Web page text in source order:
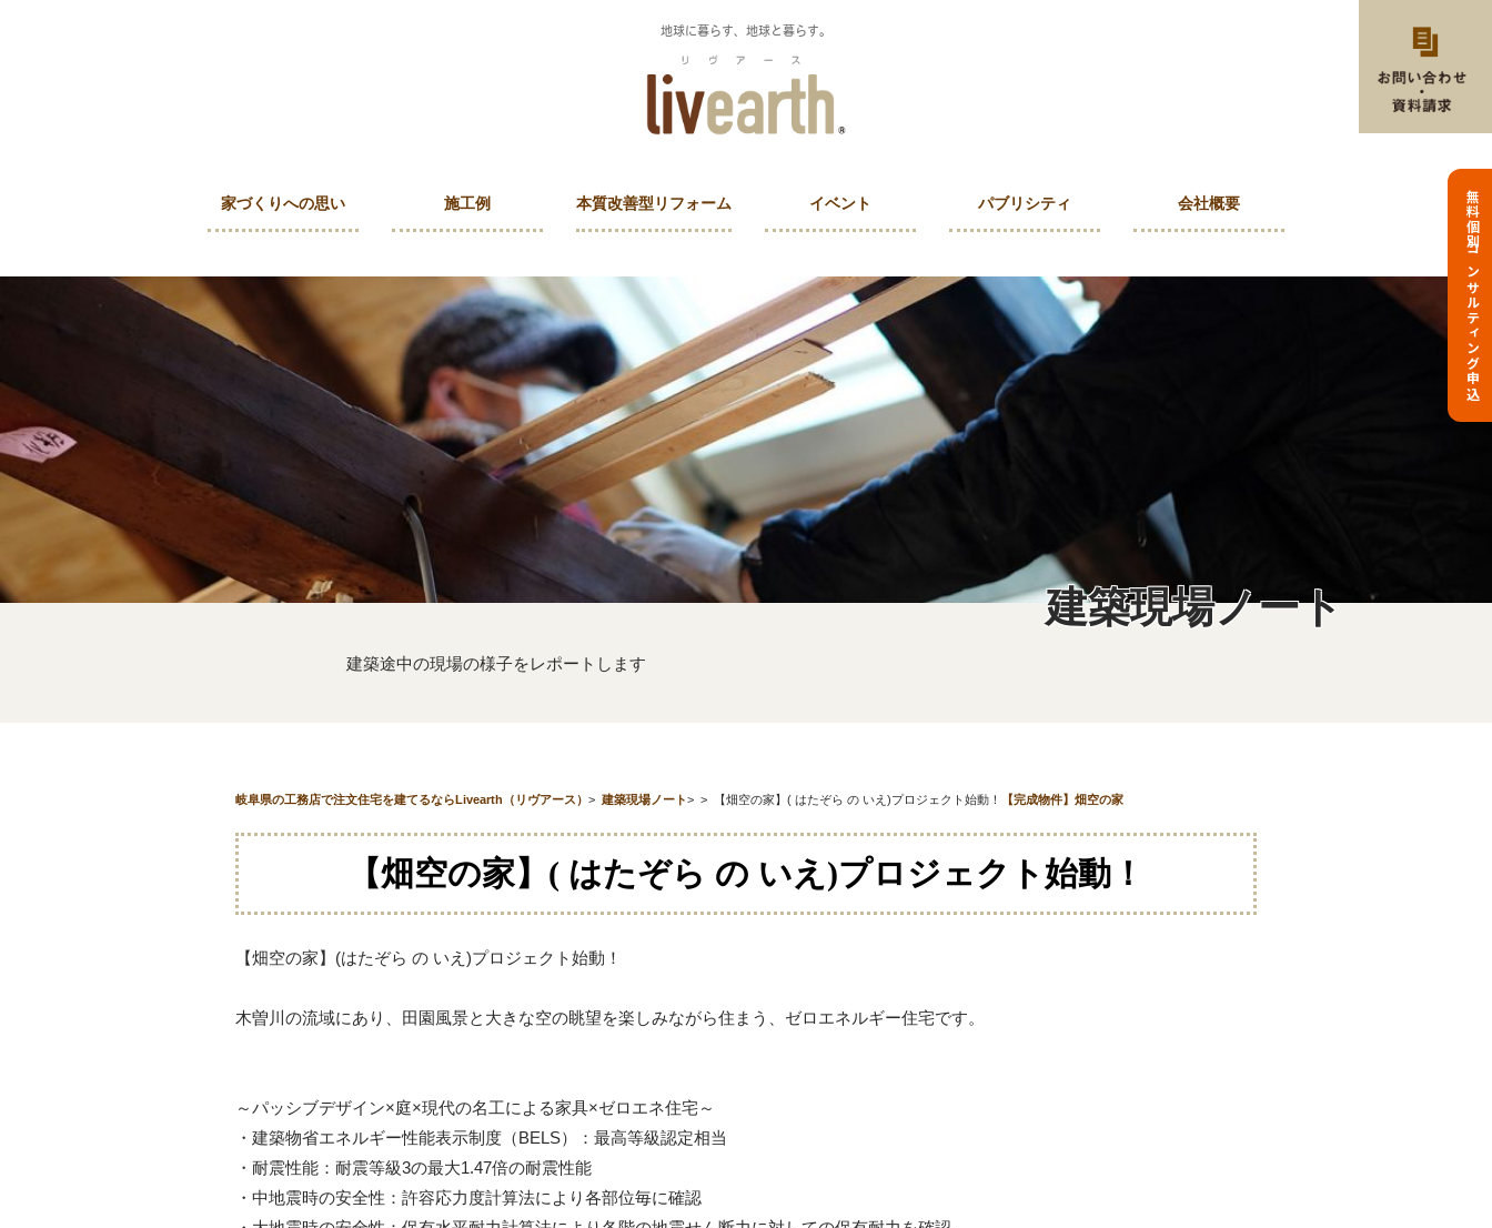
地球に暮らす、地球と暮らす。
無料個別コンサルティング申込
家づくりへの思い 施工例 本質改善型リフォーム イベント パブリシティ 会社概要
建築現場ノート
建築途中の現場の様子をレポートします
岐阜県の工務店で注文住宅を建てるならLivearth（リヴアース） > 建築現場ノート> 【完成物件】畑空の家
> 【畑空の家】( はたぞら の いえ)プロジェクト始動！
【畑空の家】( はたぞら の いえ)プロジェクト始動！
【畑空の家】(はたぞら の いえ)プロジェクト始動！
木曽川の流域にあり、田園風景と大きな空の眺望を楽しみながら住まう、ゼロエネルギー住宅です。
～パッシブデザイン×庭×現代の名工による家具×ゼロエネ住宅～
・建築物省エネルギー性能表示制度（BELS）：最高等級認定相当
・耐震性能：耐震等級3の最大1.47倍の耐震性能
・中地震時の安全性：許容応力度計算法により各部位毎に確認